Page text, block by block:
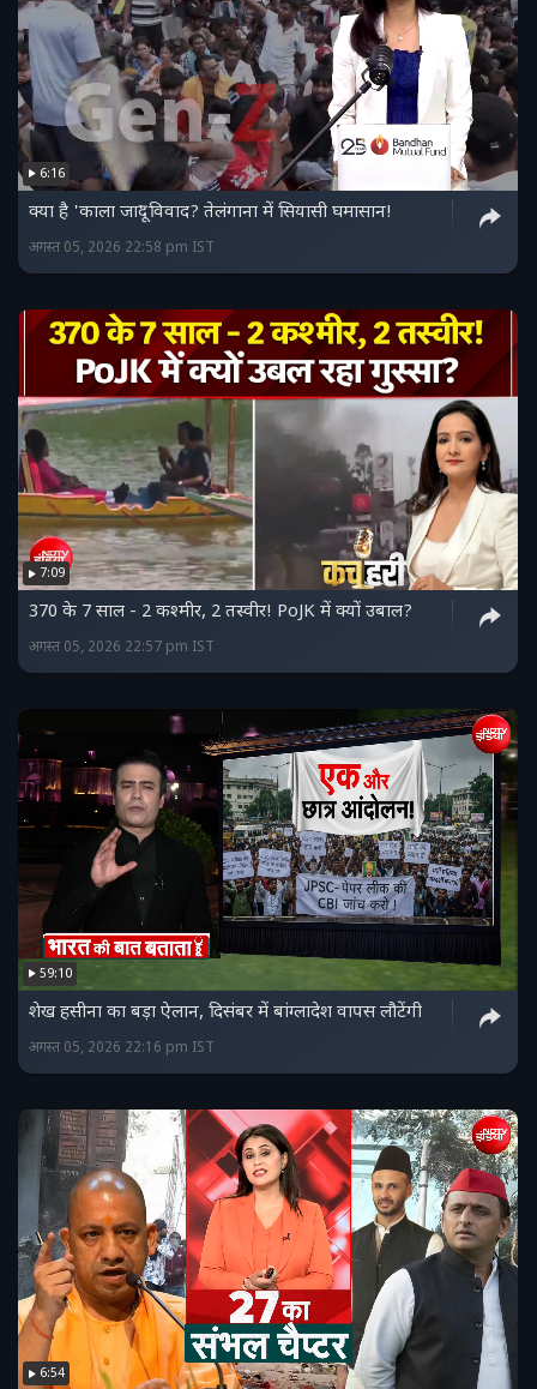
6:16
क्या है 'काला जादू' विवाद? तेलंगाना में सियासी घमासान!
अगस्त 05, 2026 22:58 pm IST
7:09
370 के 7 साल - 2 कश्मीर, 2 तस्वीर! PoJK में क्यों उबाल?
अगस्त 05, 2026 22:57 pm IST
59:10
शेख हसीना का बड़ा ऐलान, दिसंबर में बांग्लादेश वापस लौटेंगी
अगस्त 05, 2026 22:16 pm IST
6:54